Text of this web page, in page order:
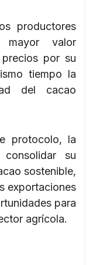
productores
valor
por su
tiempo la
del cacao
protocolo, la
consolidar su
sostenible,
exportaciones
para
agrícola.